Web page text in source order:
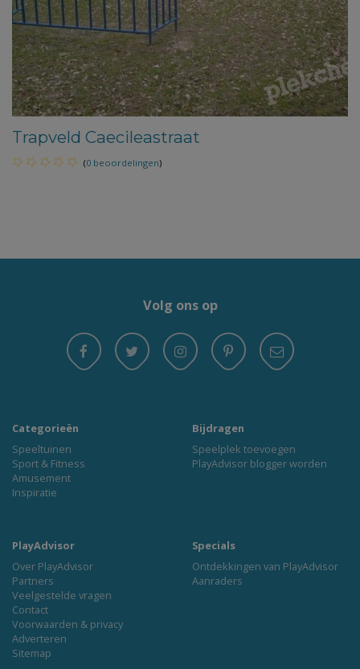
Trapveld Caecileastraat
(0 beoordelingen)
Volg ons op
Categorieën
Speeltuinen
Sport & Fitness
Amusement
Inspiratie
Bijdragen
Speelplek toevoegen
PlayAdvisor blogger worden
PlayAdvisor
Over PlayAdvisor
Partners
Veelgestelde vragen
Contact
Voorwaarden & privacy
Adverteren
Sitemap
Specials
Ontdekkingen van PlayAdvisor
Aanraders